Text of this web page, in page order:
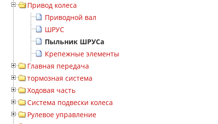
Привод колеса
Приводной вал
ШРУС
Пыльник ШРУСа
Крепежные элементы
Главная передача
тормозная система
Ходовая часть
Система подвески колеса
Рулевое управление